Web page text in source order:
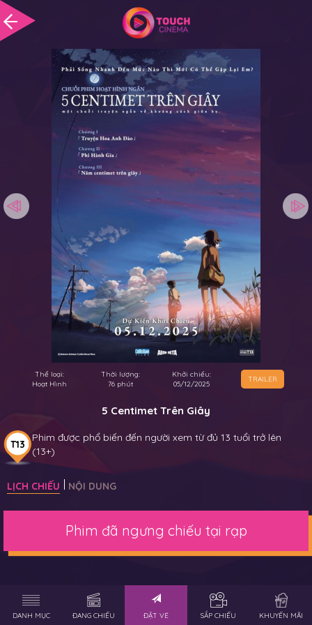
Thể loại:
Hoạt Hình
Thời lượng:
76 phút
Khởi chiếu:
05/12/2025
TRAILER
5 Centimet Trên Giây
T13
Phim được phổ biến đến người xem từ đủ 13 tuổi trở lên
(13+)
LỊCH CHIẾU NỘI DUNG
Phim đã ngưng chiếu tại rạp
DANH MỤC ĐANG CHIẾU ĐẶT VÉ SẮP CHIẾU KHUYẾN MÃI